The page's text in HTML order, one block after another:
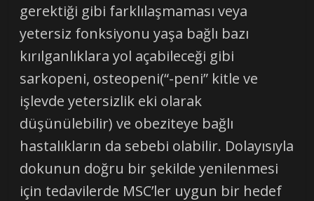
gerektiği gibi farklılaşmaması veya
yetersiz fonksiyonu yaşa bağlı bazı
kırılganlıklara yol açabileceği gibi
sarkopeni, osteopeni(“-peni” kitle ve
işlevde yetersizlik eki olarak
düşünülebilir) ve obeziteye bağlı
hastalıkların da sebebi olabilir. Dolayısıyla
dokunun doğru bir şekilde yenilenmesi
için tedavilerde MSC’ler uygun bir hedef